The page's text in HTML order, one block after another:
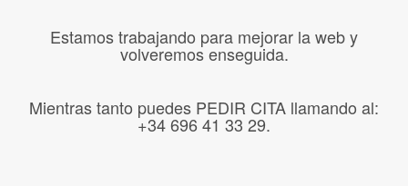
Estamos trabajando para mejorar la web y
volveremos enseguida.
Mientras tanto puedes PEDIR CITA llamando al:
+34 696 41 33 29.